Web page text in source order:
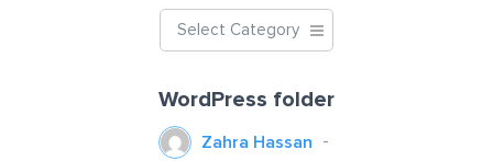
Select Category
WordPress folder
Zahra Hassan